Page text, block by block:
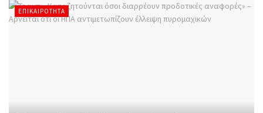
ΕΠΙΚΑΙΡΌΤΗΤΑ